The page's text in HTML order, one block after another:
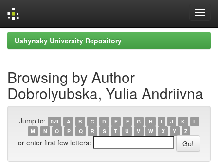
Skip
navigation
Ushynsky University Repository
Browsing by Author
Dobrolyubska, Yulia Andriivna
Jump to: 0-9 A B C D E F G H I J K
L
M
N O P Q R S T U V W X Y Z
or enter first few letters: